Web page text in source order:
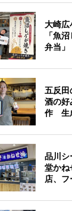
大崎広
「魚
弁当
五反田
酒の好
作 生
品川シ
堂か
店、